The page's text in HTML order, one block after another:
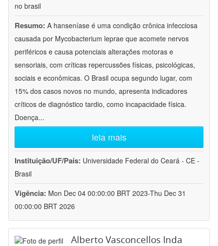
no brasil
Resumo: A hanseníase é uma condição crônica infecciosa
causada por Mycobacterium leprae que acomete nervos
periféricos e causa potenciais alterações motoras e
sensoriais, com críticas repercussões físicas, psicológicas,
sociais e econômicas. O Brasil ocupa segundo lugar, com
15% dos casos novos no mundo, apresenta indicadores
críticos de diagnóstico tardio, como incapacidade física.
Doença...
leia mais
Instituição/UF/País: Universidade Federal do Ceará - CE -
Brasil
Vigência: Mon Dec 04 00:00:00 BRT 2023-Thu Dec 31
00:00:00 BRT 2026
Alberto Vasconcellos Inda